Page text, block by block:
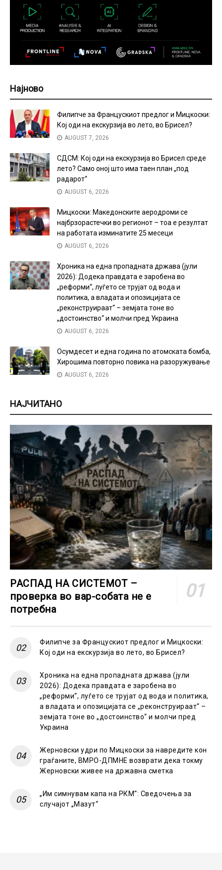
Најново
Филипче за Францускиот предлог и Мицкоски:
Кој оди на екскурзија во лето, во Брисел?
AUGUST 7, 2026
СДСМ: Кој оди на екскурзија во Брисел среде
лето? Само оној што има таен план „под
радарот“
AUGUST 6, 2026
Мицкоски: Македонските аеродроми се
најбрзорастечки во регионот – тоа е резултат
на работата изминатите 25 месеци
AUGUST 6, 2026
Хроника на една пропадната држава (јули
2026): Додека правдата е заробена во
„реформи“, луѓето се трујат од вода и
политика, а владата и опозицијата се
„реконструираат“ – земјата тоне во
„достоинство“ и молчи пред Украина
AUGUST 6, 2026
Осумдесет и една година по атомската бомба,
Хирошима повторно повика на разоружување
AUGUST 6, 2026
НАЈЧИТАНО
РАСПАД НА СИСТЕМОТ –
проверка во вар-собата не е
потребна
Филипче за Францускиот предлог и Мицкоски:
Кој оди на екскурзија во лето, во Брисел?
Хроника на една пропадната држава (јули
2026): Додека правдата е заробена во
„реформи“, луѓето се трујат од вода и политика,
а владата и опозицијата се „реконструираат“ –
земјата тоне во „достоинство“ и молчи пред
Украина
Жерновски удри по Мицкоски за навредите кон
граѓаните, ВМРО-ДПМНЕ возврати дека токму
Жерновски живее на државна сметка
„Им симнувам капа на РКМ“: Сведочења за
случајот „Мазут“